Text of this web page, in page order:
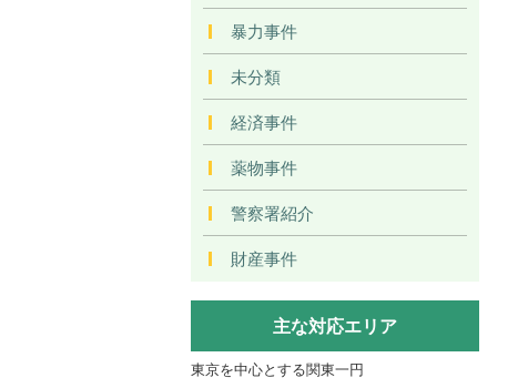
暴力事件
未分類
経済事件
薬物事件
警察署紹介
財産事件
主な対応エリア
東京を中心とする関東一円